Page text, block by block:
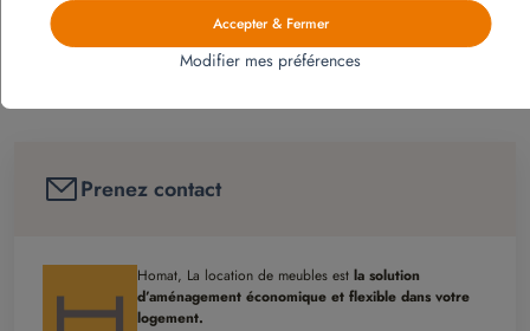
Prenez contact
Homat, La location de meubles est la solution
d’aménagement économique et flexible dans votre
logement.
Accepter & Fermer
Modifier mes préférences